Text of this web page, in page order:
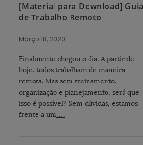
[Material para Download] Guia
de Trabalho Remoto
Março 18, 2020
Finalmente chegou o dia. A partir de
hoje, todos trabalham de maneira
remota. Mas sem treinamento,
organização e planejamento, será que
isso é possível? Sem dúvidas, estamos
frente a um …